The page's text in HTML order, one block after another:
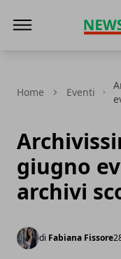
Home Eventi
giugno
archivi
di Fabiana Fissore